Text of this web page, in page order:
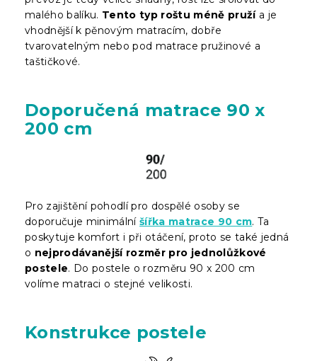
malého balíku. Tento typ roštu méně pružía je
vhodnější k pěnovým matracím, dobře
tvarovatelným nebo pod matrace pružinové a
taštičkové.
Doporučená matrace 90 x
200 cm
Pro zajištění pohodlí pro dospělé osoby se
doporučuje minimální šířka matrace 90 cm. Ta
poskytuje komfort i při otáčení, proto se také jedná
o nejprodávanější rozměr pro jednolůžkové
postele. Do postele o rozměru 90 x 200 cm
volíme matraci o stejné velikosti.
Konstrukce postele